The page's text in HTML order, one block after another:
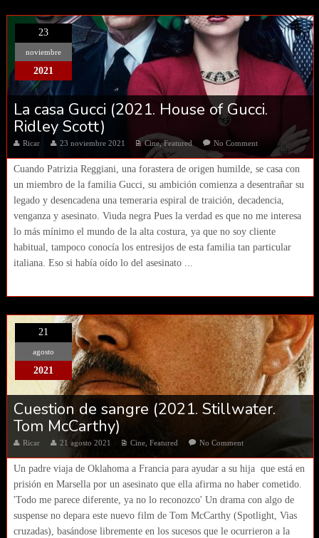
23
noviembre
2021
La casa Gucci (2021. House of Gucci.
Ridley Scott)
Ricar 23 noviembre 2021 Cine,Featured No Comment
Cuando Patrizia Reggiani, una forastera de origen humilde, se casa con
un miembro de la familia Gucci, su ambición comienza a desentrañar su
legado y desencadena una temeraria espiral de traición, decadencia,
venganza y asesinato. Viuda negra Pues la verdad es que no me interesa
lo más mínimo el mundo de la alta costura, ya que no soy cliente
habitual, tampoco conocía los entresijos de esta familia tan particular
italiana. Eso si había oído lo del asesinato ...
21
agosto
2021
Cuestion de sangre (2021. Stillwater.
Tom McCarthy)
Ricar 21 agosto 2021 Cine, Featured No Comment
Un padre viaja de Oklahoma a Francia para ayudar a su hija que está en
prisión en Marsella por un asesinato que ella afirma no haber cometido.
'Todo me parece diferente, ya no lo reconozco' Un drama con algo de
suspense no depara este nuevo film de Tom McCarthy (Spotlight, Vias
cruzadas), basándose libremente en los sucesos que le ocurrieron a la